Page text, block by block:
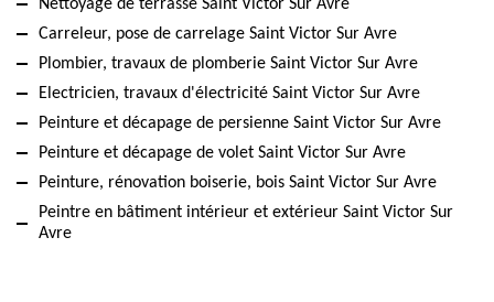
Nettoyage de terrasse Saint Victor Sur Avre
Carreleur, pose de carrelage Saint Victor Sur Avre
Plombier, travaux de plomberie Saint Victor Sur Avre
Electricien, travaux d'électricité Saint Victor Sur Avre
Peinture et décapage de persienne Saint Victor Sur Avre
Peinture et décapage de volet Saint Victor Sur Avre
Peinture, rénovation boiserie, bois Saint Victor Sur Avre
Peintre en bâtiment intérieur et extérieur Saint Victor Sur
Avre